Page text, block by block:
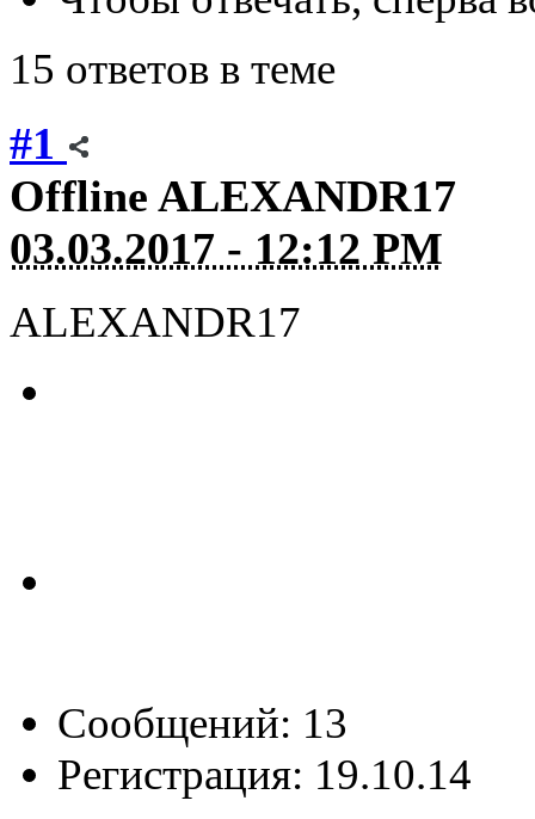
15 ответов в теме
#1
Offline ALEXANDR17
03.03.2017 - 12:12 PM
ALEXANDR17
Сообщений: 13
Регистрация: 19.10.14